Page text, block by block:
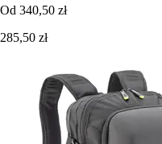
Od 340,50 zł
285,50 zł